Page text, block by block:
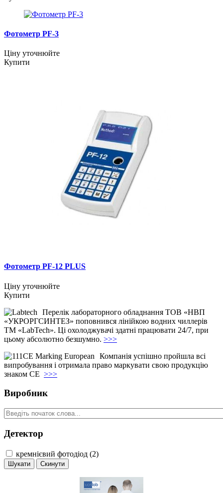
Фотометр PF-3
Ціну уточнюйте
Купити
Фотометр PF-12 PLUS
Ціну уточнюйте
Купити
Перелік лабораторного обладнання ТОВ «НВП
«УКРОРГСИНТЕЗ» поповнився лінійкою водних чиллерів
ТМ «LabTech». Ці охолоджувачі здатні працювати 24/7, при
цьому абсолютно безшумно. >>>
Компанія успішно пройшла всі
випробування і отримала право маркувати свою продукцію
знаком СЕ >>>
Виробник
Детектор
кремнієвий фотодіод (2)